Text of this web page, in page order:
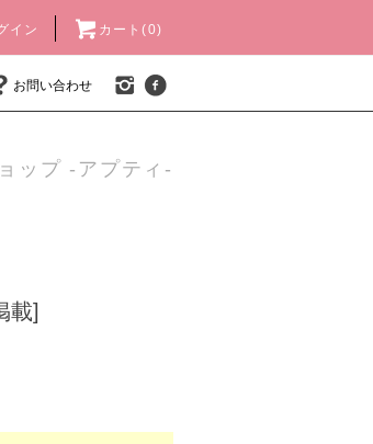
イン カート(0)
お問い合わせ
ップ -アプティ-
載]